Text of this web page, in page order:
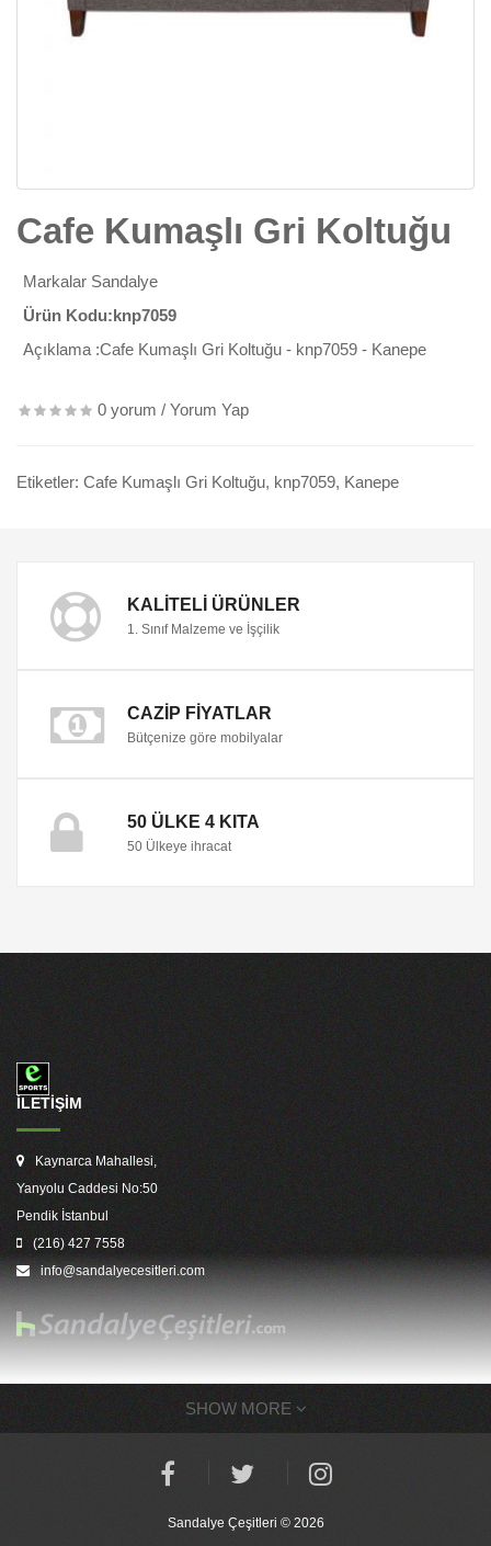
Cafe Kumaşlı Gri Koltuğu
Markalar Sandalye
Ürün Kodu:knp7059
Açıklama :Cafe Kumaşlı Gri Koltuğu - knp7059 - Kanepe
0 yorum / Yorum Yap
Etiketler: Cafe Kumaşlı Gri Koltuğu, knp7059, Kanepe
KALITELI ÜRÜNLER
1. Sınıf Malzeme ve İşçilik
CAZIP FIYATLAR
Bütçenize göre mobilyalar
50 ÜLKE 4 KITA
50 Ülkeye ihracat
İLETİŞİM
Kaynarca Mahallesi,
Yanyolu Caddesi No:50
Pendik İstanbul
(216) 427 7558
info@sandalyecesitleri.com
SHOW MORE
Sandalye Çeşitleri © 2026